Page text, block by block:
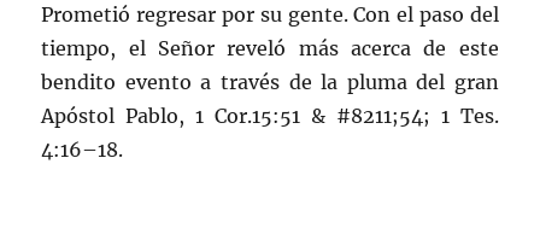
Prometió regresar por su gente. Con el paso del
tiempo, el Señor reveló más acerca de este
bendito evento a través de la pluma del gran
Apóstol Pablo, 1 Cor.15:51 & #8211;54; 1 Tes.
4:16–18.